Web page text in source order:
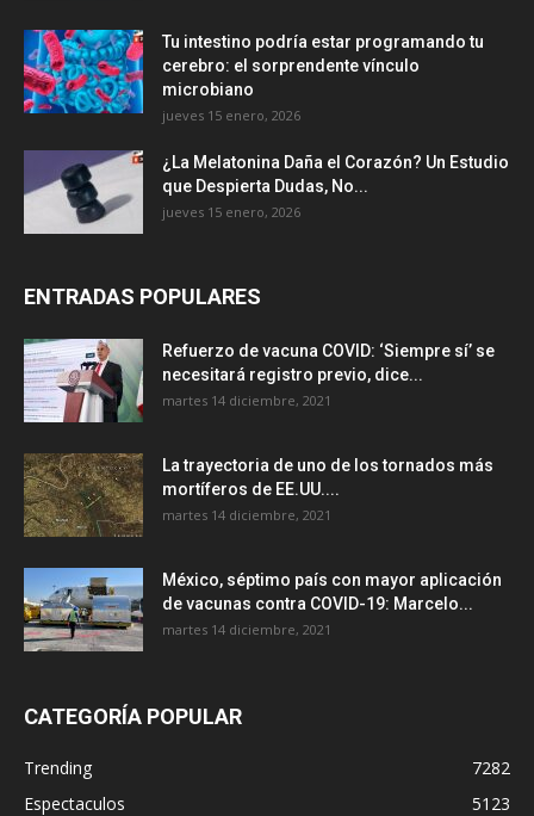
Tu intestino podría estar programando tu
cerebro: el sorprendente vínculo
microbiano
jueves 15 enero, 2026
¿La Melatonina Daña el Corazón? Un Estudio
que Despierta Dudas, No...
jueves 15 enero, 2026
ENTRADAS POPULARES
Refuerzo de vacuna COVID: ‘Siempre sí’ se
necesitará registro previo, dice...
martes 14 diciembre, 2021
La trayectoria de uno de los tornados más
mortíferos de EE.UU....
martes 14 diciembre, 2021
México, séptimo país con mayor aplicación
de vacunas contra COVID-19: Marcelo...
martes 14 diciembre, 2021
CATEGORÍA POPULAR
Trending
7282
Espectaculos
5123